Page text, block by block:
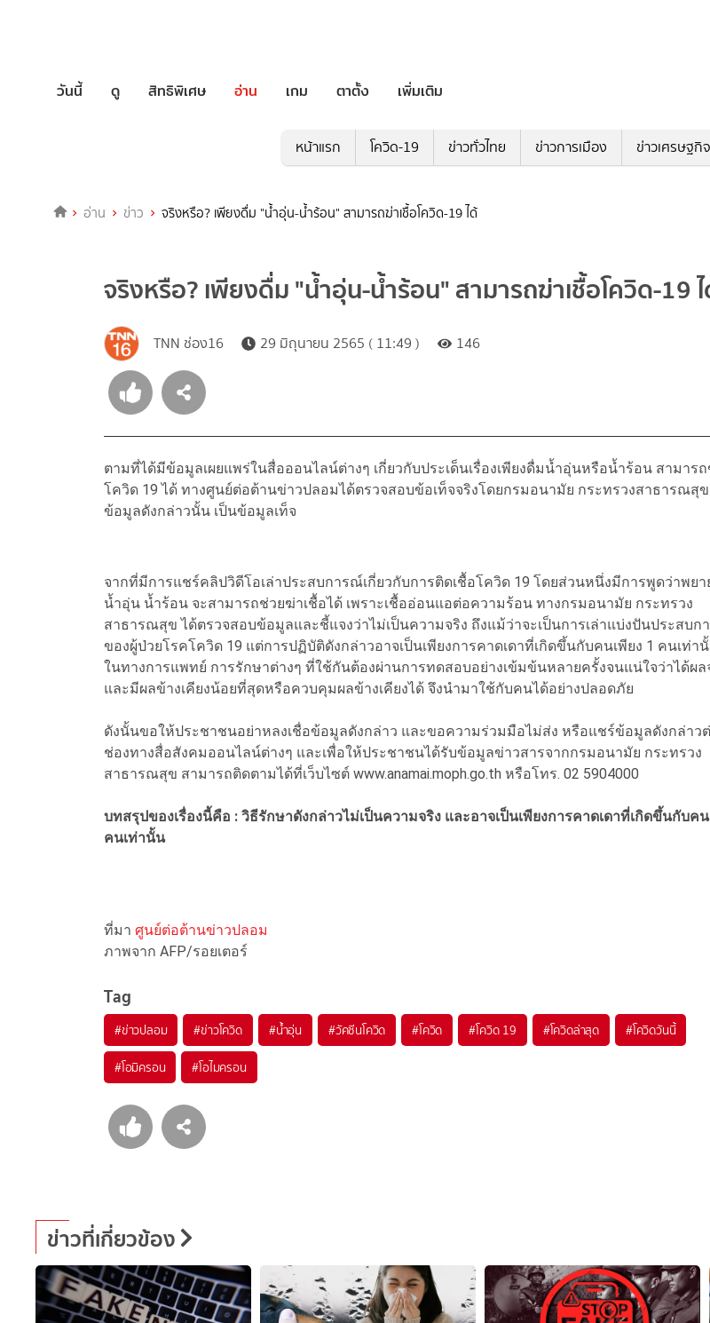
วันนี้ ดู สิทธิพิเศษ อ่าน เกม ตาตั้ง เพิ่มเติม
หน้าแรก โควิด-19 ข่าวทั่วไทย ข่าวการเมือง ข่าวเศรษฐกิจ
อ่าน ข่าว จริงหรือ? เพียงดื่ม "น้ำอุ่น-น้ำร้อน" สามารถฆ่าเชื้อโควิด-19 ได้
จริงหรือ? เพียงดื่ม "น้ำอุ่น-น้ำร้อน" สามารถฆ่าเชื้อโควิด-19
TNN ช่อง16 29 มิถุนายน 2565 ( 11:49 ) 146
ตามที่ได้มีข้อมูลเผยแพร่ในสื่อออนไลน์ต่างๆ เกี่ยวกับประเด็นเรื่องเพียงดื่มน้ำอุ่นหรือน้ำร้อน สามารถ
โควิด 19 ได้ ทางศูนย์ต่อต้านข่าวปลอมได้ตรวจสอบข้อเท็จจริงโดยกรมอนามัย กระทรวงสาธารณสุ
ข้อมูลดังกล่าวนั้น เป็นข้อมูลเท็จ
จากที่มีการแชร์คลิปวิดีโอเล่าประสบการณ์เกี่ยวกับการติดเชื้อโควิด 19 โดยส่วนหนึ่งมีการพูดว่าพย
น้ำอุ่น น้ำร้อน จะสามารถช่วยฆ่าเชื้อได้ เพราะเชื้ออ่อนแอต่อความร้อน ทางกรมอนามัย กระทรวง
สาธารณสุข ได้ตรวจสอบข้อมูลและชี้แจงว่าไม่เป็นความจริง ถึงแม้ว่าจะเป็นการเล่าแบ่งปันประสบก
ของผู้ป่วยโรคโควิด 19 แต่การปฏิบัติดังกล่าวอาจเป็นเพียงการคาดเดาที่เกิดขึ้นกับคนเพียง 1 คนเท่า
ในทางการแพทย์ การรักษาต่างๆ ที่ใช้กันต้องผ่านการทดสอบอย่างเข้มข้นหลายครั้งจนแน่ใจว่าได้ผล
และมีผลข้างเคียงน้อยที่สุดหรือควบคุมผลข้างเคียงได้ จึงนำมาใช้กับคนได้อย่างปลอดภัย
ดังนั้นขอให้ประชาชนอย่าหลงเชื่อข้อมูลดังกล่าว และขอความร่วมมือไม่ส่ง หรือแชร์ข้อมูลดังกล่าว
ช่องทางสื่อสังคมออนไลน์ต่างๆ และเพื่อให้ประชาชนได้รับข้อมูลข่าวสารจากกรมอนามัย กระทรวง
สาธารณสุข สามารถติดตามได้ที่เว็บไซต์ www.anamai.moph.go.th หรือโทร. 02 5904000
บทสรุปของเรื่องนี้คือ : วิธีรักษาดังกล่าวไม่เป็นความจริง และอาจเป็นเพียงการคาดเดาที่เกิดขึ้นกับคน
คนเท่านั้น
ที่มา ศูนย์ต่อต้านข่าวปลอม
ภาพจาก AFP/รอยเตอร์
Tag
#ข่าวปลอม #ข่าวโควิด #น้ำอุ่น #วัคซีนโควิด #โควิด #โควิด 19 #โควิดล่าสุด #โควิดวันนี้
#โอมิครอน #โอไมครอน
ข่าวที่เกี่ยวข้อง